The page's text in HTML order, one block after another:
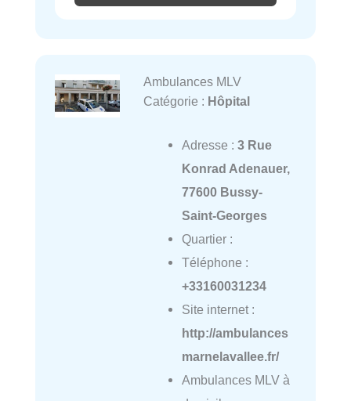
Ambulances MLV
Catégorie : Hôpital
Adresse : 3 Rue
Konrad Adenauer,
77600 Bussy-
Saint-Georges
Quartier :
Téléphone :
+33160031234
Site internet :
http://ambulances
marnelavallee.fr/
Ambulances MLV à